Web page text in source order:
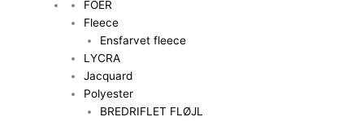
FOER
Fleece
Ensfarvet fleece
LYCRA
Jacquard
Polyester
BREDRIFLET FLØJL